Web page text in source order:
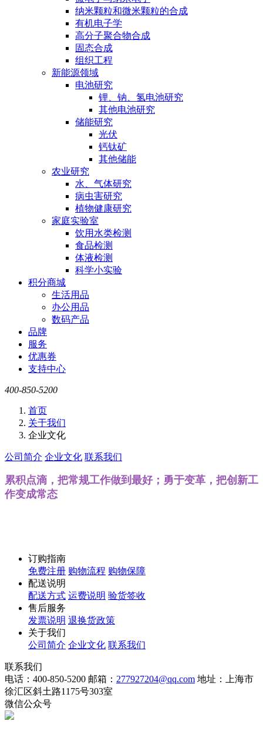
纳米颗粒和微米颗粒的合成
有机电子学
高分子聚合物合成
固态合成
组织工程
新能源领域
电池研究
锂、钠、氢电池研究
其他电池研究
储能研究
光伏
钙钛矿
其他储能
农业研究
水、气体研究
病虫害研究
植物健康研究
家庭实验室
饮用水类检测
食品检测
体液检测
科学小实验
积分商城
生活用品
办公用品
数码产品
品牌
服务
优惠券
支持中心
400-850-5200
首页
关于我们
企业文化
公司简介 企业文化 联系我们
累积点滴，把常规工作做到最好；勇于变革，把创新工
作变成常态
订购指南
免费注册 购物流程 购物保障
配送说明
配送方式 运费说明 验货签收
售后服务
发票说明 退换货政策
关于我们
公司简介 企业文化 联系我们
联系我们
电话：400-850-5200 邮箱： 277927204@qq.com 地址：上海市
徐汇区斜土路1175号303室
微信公众号